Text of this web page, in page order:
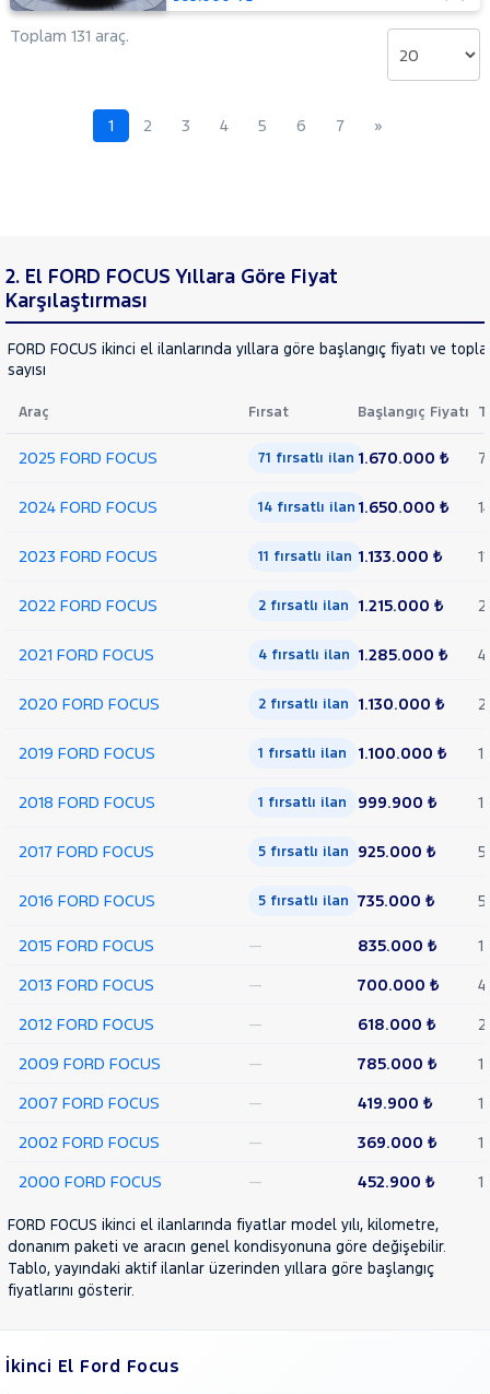
Mustang
Mach-E
RANGER
JOURNEY
TOURNEO
CUSTOM
TRANSIT
Foton
HYUNDAI
ISUZU
Jaecoo
JEEP
LANCIA
MAN
MERCEDES-
BENZ
MINI
MITSUBISHI
NISSAN
OPEL
PEUGEOT
SKODA
SSANGYONG
SUBARU
TESLA
TOYOTA
TRAKTÖR
Toplam 131 araç.
1 2 3 4 5 6 7 »
2. El FORD FOCUS Yıllara Göre Fiyat
Karşılaştırması
FORD FOCUS ikinci el ilanlarında yıllara göre başlangıç fiyatı ve
sayısı
Araç Fırsat Başlangıç Fiyatı
2025 FORD FOCUS 71 fırsatlı ilan 1.670.000 ₺
2024 FORD FOCUS 14 fırsatlı ilan 1.650.000 ₺
2023 FORD FOCUS 11 fırsatlı ilan 1.133.000 ₺ 11
2022 FORD FOCUS 2 fırsatlı ilan 1.215.000 ₺ 2
2021 FORD FOCUS 4 fırsatlı ilan 1.285.000 ₺ 4
2020 FORD FOCUS 2 fırsatlı ilan 1.130.000 ₺ 2
2019 FORD FOCUS 1 fırsatlı ilan 1.100.000 ₺ 1
2018 FORD FOCUS 1 fırsatlı ilan 999.900 ₺ 1
2017 FORD FOCUS 5 fırsatlı ilan 925.000 ₺ 5
2016 FORD FOCUS 5 fırsatlı ilan 735.000 ₺ 5
2015 FORD FOCUS — 835.000 ₺
1
2013 FORD FOCUS
— 700.000 ₺
4
2012 FORD FOCUS
— 618.000 ₺
2
2009 FORD FOCUS
— 785.000 ₺
1
2007 FORD FOCUS
— 419.900 ₺
1
2002 FORD FOCUS
— 369.000 ₺
1
2000 FORD FOCUS
— 452.900 ₺ 1
FORD FOCUS ikinci el ilanlarında fiyatlar model yılı, kilometre,
donanım paketi ve aracın genel kondisyonuna göre değişebilir.
Tablo, yayındaki aktif ilanlar üzerinden yıllara göre başlangıç
fiyatlarını gösterir.
İkinci El Ford Focus